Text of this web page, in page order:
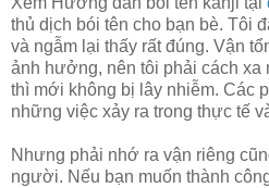
thủ dịch bói tên cho bạn bè. Tôi
và ngẫm lại thấy rất đúng. Vận
ảnh hưởng, nên tôi phải cách
thì mới không bị lây nhiễm. Các
những việc xảy ra trong thực tế
Nhưng phải nhớ ra vận riêng
người. Nếu bạn muốn thành